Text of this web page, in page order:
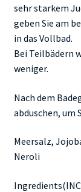
sehr starkem
geben Sie am
in das Vollbad.
Bei Teilbädern
weniger.
Nach dem
abduschen, um
Meersalz,
Neroli